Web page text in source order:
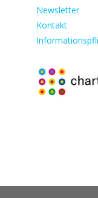
Newsletter
Kontakt